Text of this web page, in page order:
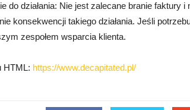
do działania: Nie jest zalecane branie faktury
konsekwencji takiego działania. Jeśli
zespołem wsparcia klienta.
HTML: https://www.decapitated.pl/